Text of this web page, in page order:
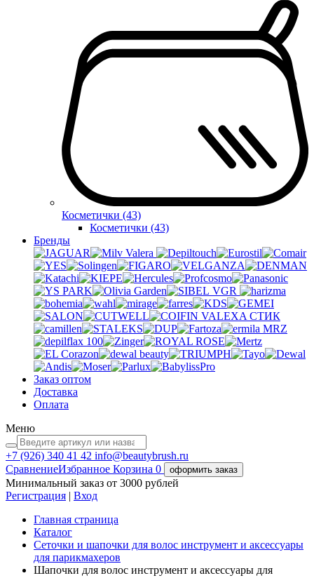
Косметички (43)
Косметички (43)
Бренды
Valera
VGR
VALEXA СТИК
MRZ
Заказ оптом
Доставка
Оплата
Меню
+7 (926) 340 41 42 info@beautybrush.ru
СравнениеИзбранное Корзина 0 оформить заказ
Минимальный заказ от 3000 рублей
Регистрация | Вход
Главная страница
Каталог
Сеточки и шапочки для волос инструмент и аксессуары
для парикмахеров
Шапочки для волос инструмент и аксессуары для